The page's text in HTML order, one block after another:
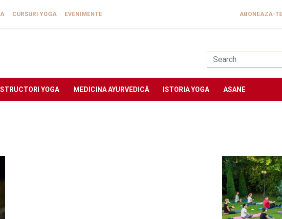
CURSURI YOGA EVENIMENTE ABONEAZA-
YOGA MEDICINA AYURVEDICĂ ISTORIA YOGA ASANE
Image